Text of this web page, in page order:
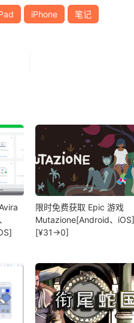
iPhone 笔记
限时免费获取 Epic 游戏
Mutazione[Android、iOS]
[¥31→0]